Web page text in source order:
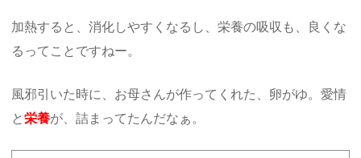
加熱すると、消化しやすくなるし、栄養の吸収も、良くな
るってことですねー。
風邪引いた時に、お母さんが作ってくれた、卵がゆ。愛情
と栄養が、詰まってたんだなぁ。